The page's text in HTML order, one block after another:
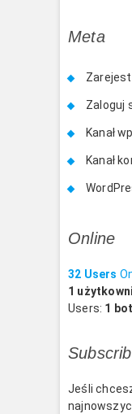
Meta
Zaloguj
Kanał
Kanał
Online
32 Users
1
Users: 1 bot
Jeśli